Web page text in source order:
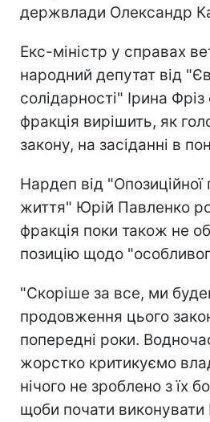
держвлади Олександр
Екс-міністр у справах
народний депутат від
солідарності" Ірина
фракція вирішить, як
закону, на засіданні в
Нардеп від
життя" Юрій Павленко
фракція поки також не
позицію щодо
"Скоріше за все, ми
продовження цього
попередні роки.
жорстко критикуємо
нічого не зроблено з їх
щоби почати виконувати